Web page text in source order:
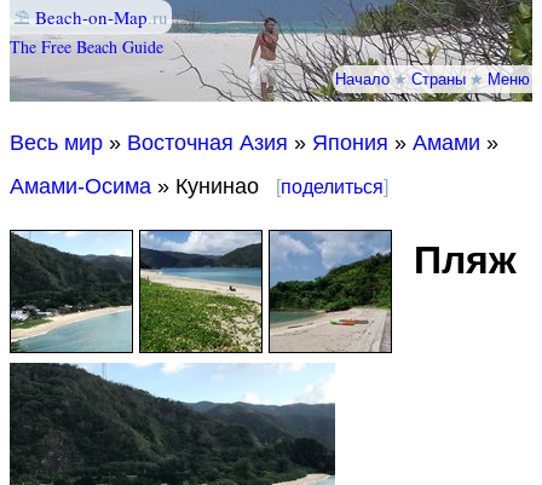
⛱ Beach-on-Map.ru
The Free Beach Guide
Начало★Страны★Меню
Весь мир » Восточная Азия » Япония » Амами »
Амами-Осима » Кунинао [поделиться]
Пляж